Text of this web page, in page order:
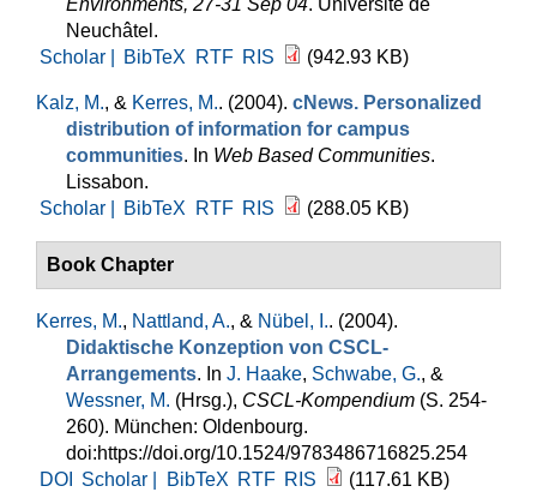
Environments, 27-31 Sep 04. Université de
Neuchâtel.
Scholar |
BibTeX RTF RIS (942.93 KB)
Kalz, M., & Kerres, M.. (2004). cNews. Personalized
distribution of information for campus
communities. In Web Based Communities.
Lissabon.
Scholar |
BibTeX RTF RIS (288.05 KB)
Book Chapter
Kerres, M., Nattland, A., & Nübel, I.. (2004).
Didaktische Konzeption von CSCL-
Arrangements. In J. Haake, Schwabe, G., &
Wessner, M. (Hrsg.), CSCL-Kompendium (S. 254-
260). München: Oldenbourg.
doi:https://doi.org/10.1524/9783486716825.254
DOI
Scholar | BibTeX RTF RIS (117.61 KB)